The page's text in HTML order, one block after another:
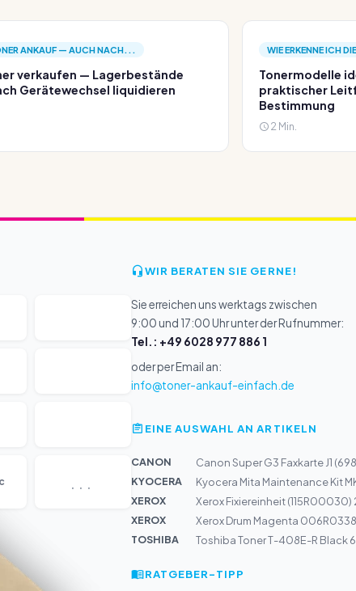
ANKAUF — AUCH NACH...
verkaufen — Lagerbestände
Gerätewechsel liquidieren
WIE ERKENNE ICH
Tonermodelle
praktischer
Bestimmung
2 Min.
...
WIR BERATEN SIE GERNE!
Sie erreichen uns werktags zwischen
9:00 und 17:00 Uhr unter der Rufnummer:
Tel.: +49 6028 977 886 1
oder per Email an:
info@toner-ankauf-einfach.de
EINE AUSWAHL AN ARTIKELN
CANON
Canon Super G3 Faxkarte J1
KYOCERA
Kyocera Mita Maintenance Kit
XEROX
Xerox Fixiereinheit (115R00030)
XEROX
Xerox Drum Magenta
TOSHIBA
Toshiba Toner T-408E-R Black
RATGEBER-TIPP